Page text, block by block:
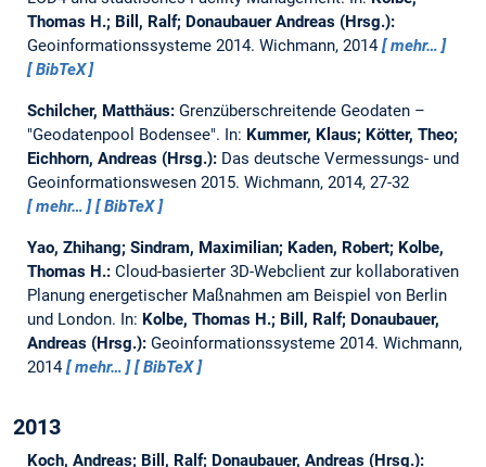
Thomas H.; Bill, Ralf; Donaubauer Andreas (Hrsg.):
Geoinformationssysteme 2014. Wichmann, 2014
mehr…
BibTeX
Schilcher, Matthäus: Grenzüberschreitende Geodaten –
"Geodatenpool Bodensee". In: Kummer, Klaus; Kötter, Theo;
Eichhorn, Andreas (Hrsg.): Das deutsche Vermessungs- und
Geoinformationswesen 2015. Wichmann, 2014, 27-32
mehr…
BibTeX
Yao, Zhihang; Sindram, Maximilian; Kaden, Robert; Kolbe,
Thomas H.: Cloud-basierter 3D-Webclient zur kollaborativen
Planung energetischer Maßnahmen am Beispiel von Berlin
und London. In: Kolbe, Thomas H.; Bill, Ralf; Donaubauer,
Andreas (Hrsg.): Geoinformationssysteme 2014. Wichmann,
2014
mehr… BibTeX
2013
Koch, Andreas; Bill, Ralf; Donaubauer, Andreas (Hrsg.):